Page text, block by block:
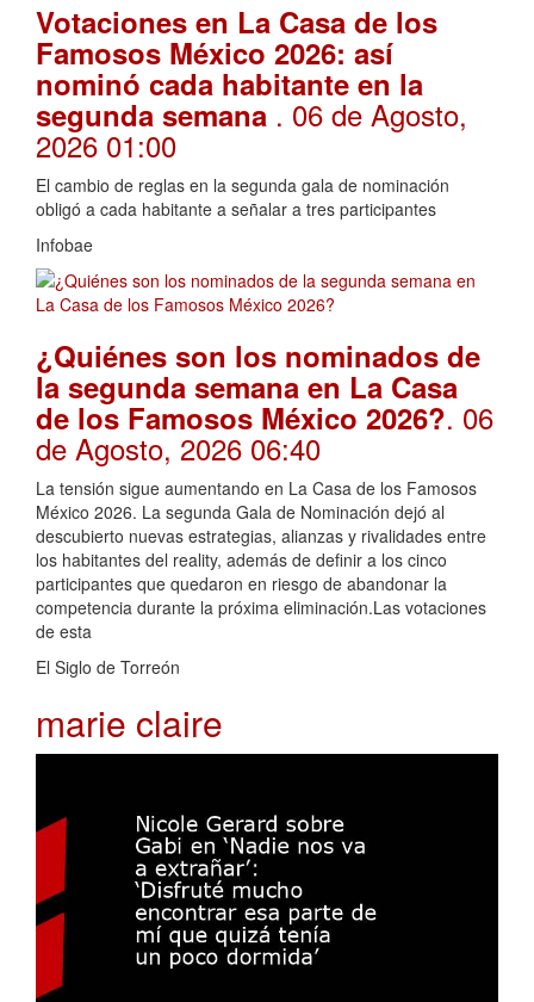
Votaciones en La Casa de los
Famosos México 2026: así
nominó cada habitante en la
segunda semana . 06 de Agosto,
2026 01:00
El cambio de reglas en la segunda gala de nominación
obligó a cada habitante a señalar a tres participantes
Infobae
¿Quiénes son los nominados de
la segunda semana en La Casa
de los Famosos México 2026?. 06
de Agosto, 2026 06:40
La tensión sigue aumentando en La Casa de los Famosos
México 2026. La segunda Gala de Nominación dejó al
descubierto nuevas estrategias, alianzas y rivalidades entre
los habitantes del reality, además de definir a los cinco
participantes que quedaron en riesgo de abandonar la
competencia durante la próxima eliminación.Las votaciones
de esta
El Siglo de Torreón
marie claire